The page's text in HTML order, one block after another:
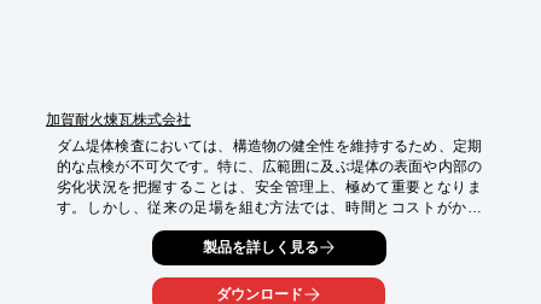
加賀耐火煉瓦株式会社
ダム堤体検査においては、構造物の健全性を維持するため、定期
的な点検が不可欠です。特に、広範囲に及ぶ堤体の表面や内部の
劣化状況を把握することは、安全管理上、極めて重要となりま
す。しかし、従来の足場を組む方法では、時間とコストがかか
り、点検作業自体がダムの運用に影響を与える可能性も考慮しな
ければなりません。当社のドローンによる高所設備点検は、これ
らの課題に対し、安全かつ効率的なソリューションを提供しま
製品を詳しく見る
ダウンロード